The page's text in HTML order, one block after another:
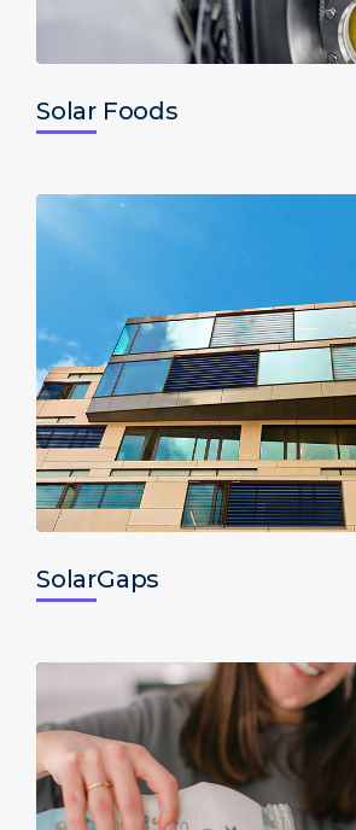
Solar Foods
SolarGaps